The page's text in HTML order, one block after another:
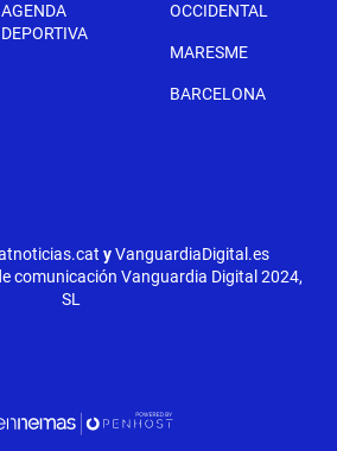
AGENDA
DEPORTIVA
OCCIDENTAL
MARESME
BARCELONA
yVanguardiaDigital.es
comunicación Vanguardia Digital 2024,
SL